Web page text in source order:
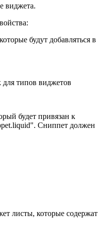
виджета.
будут добавляться в
типов виджетов
будет привязан к
Сниппет должен
листы, которые содержат